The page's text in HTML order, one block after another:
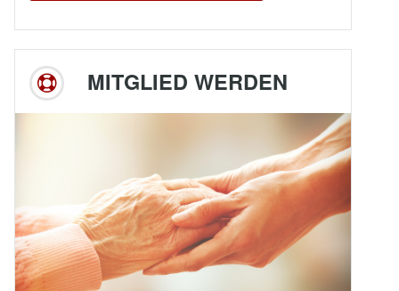
MITGLIED WERDEN